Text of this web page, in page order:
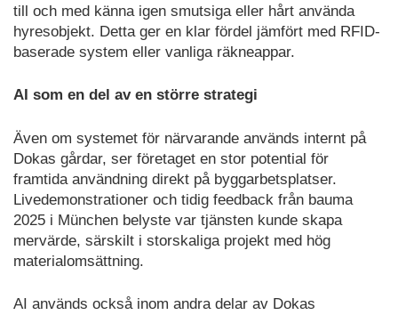
till och med känna igen smutsiga eller hårt använda
hyresobjekt. Detta ger en klar fördel jämfört med RFID-
baserade system eller vanliga räkneappar.
AI som en del av en större strategi
Även om systemet för närvarande används internt på
Dokas gårdar, ser företaget en stor potential för
framtida användning direkt på byggarbetsplatser.
Livedemonstrationer och tidig feedback från bauma
2025 i München belyste var tjänsten kunde skapa
mervärde, särskilt i storskaliga projekt med hög
materialomsättning.
AI används också inom andra delar av Dokas